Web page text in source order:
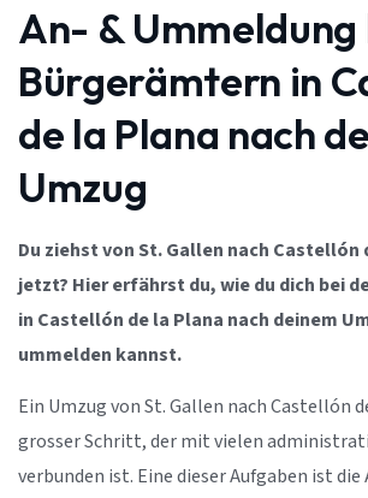
An- & Ummeldung
Bürgerämtern in
de la Plana nach
Umzug
Du ziehst von St. Gallen nach Castellón
jetzt? Hier erfährst du, wie du dich bei
in Castellón de la Plana nach deinem
ummelden kannst.
Ein Umzug von St. Gallen nach Castellón
grosser Schritt, der mit vielen
verbunden ist. Eine dieser Aufgaben ist die